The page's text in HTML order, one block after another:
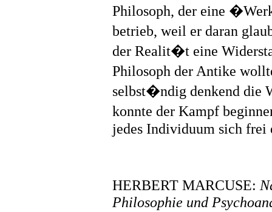
Philosoph, der eine
betrieb, weil er daran
der Realit�t eine
Philosoph der Antike
selbst�ndig denkend die
konnte der Kampf
jedes Individuum sich frei
HERBERT MARCUSE:
Philosophie und